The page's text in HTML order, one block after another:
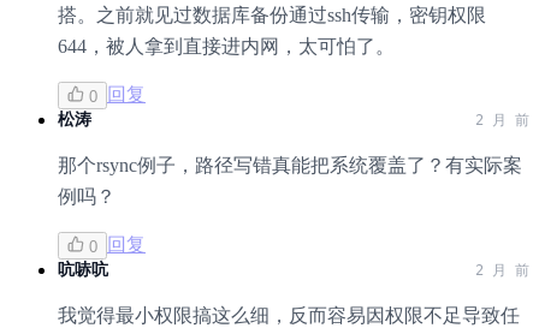
搭。之前就见过数据库备份通过ssh传输，密钥权限
644，被人拿到直接进内网，太可怕了。
0 回复
松涛 2 月 前
那个rsync例子，路径写错真能把系统覆盖了？有实际案
例吗？
0 回复
吭哧吭 2 月 前
我觉得最小权限搞这么细，反而容易因权限不足导致任